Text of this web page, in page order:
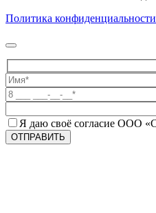
Политика конфиденциальности
Я даю своё согласие ООО